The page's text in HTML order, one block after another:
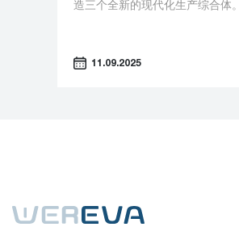
造三个全新的现代化生产综合体。
11.09.2025